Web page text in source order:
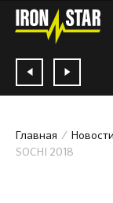
Главная Новости
SOCHI 2018